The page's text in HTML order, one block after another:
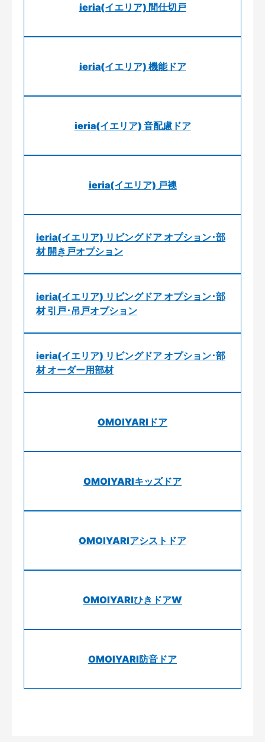
ieria(イエリア) 間仕切戸
ieria(イエリア) 機能ドア
ieria(イエリア) 音配慮ドア
ieria(イエリア) 戸襖
ieria(イエリア) リビングドア オプション･部
材 開き戸オプション
ieria(イエリア) リビングドア オプション･部
材 引戸･吊戸オプション
ieria(イエリア) リビングドア オプション･部
材 オーダー用部材
OMOIYARIドア
OMOIYARIキッズドア
OMOIYARIアシストドア
OMOIYARIひきドアW
OMOIYARI防音ドア